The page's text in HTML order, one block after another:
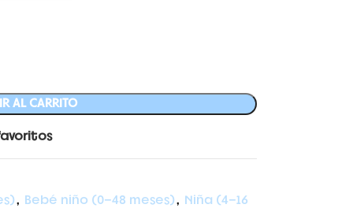
AL CARRITO
, Bebé niño (0-48 meses), Niña (4-16